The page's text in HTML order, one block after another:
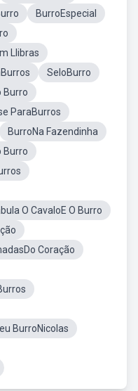
BurroEspecial
Llibras
SeloBurro
Burro
ParaBurros
BurroNa Fazendinha
Burro
O CavaloE O Burro
Coração
BurroNicolas